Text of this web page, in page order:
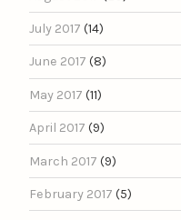
July 2017 (14)
June 2017 (8)
May 2017 (11)
April 2017 (9)
March 2017 (9)
February 2017 (5)